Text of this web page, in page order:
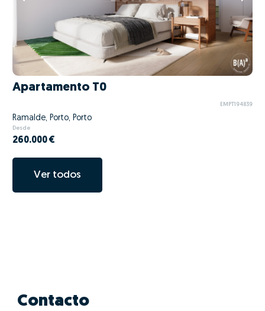
Apartamento T0
EMPT194839
Ramalde, Porto, Porto
Desde
260.000 €
Ver todos
Contacto